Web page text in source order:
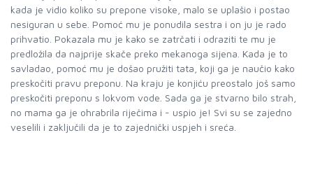
kada je vidio koliko su prepone visoke, malo se uplašio i postao
nesiguran u sebe. Pomoć mu je ponudila sestra i on ju je rado
prihvatio. Pokazala mu je kako se zatrčati i odraziti te mu je
predložila da najprije skače preko mekanoga sijena. Kada je to
savladao, pomoć mu je došao pružiti tata, koji ga je naučio kako
preskočiti pravu preponu. Na kraju je konjiću preostalo još samo
preskočiti preponu s lokvom vode. Sada ga je stvarno bilo strah,
no mama ga je ohrabrila riječima i - uspio je! Svi su se zajedno
veselili i zaključili da je to zajednički uspjeh i sreća.